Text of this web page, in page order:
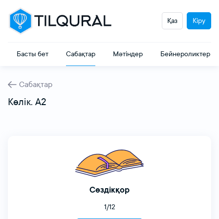
Басты бет Сабақтар Мәтіндер Бейнероликтер
Қаз Кіру
Сабақтар
Көлік. A2
Сөздікқор
1/12